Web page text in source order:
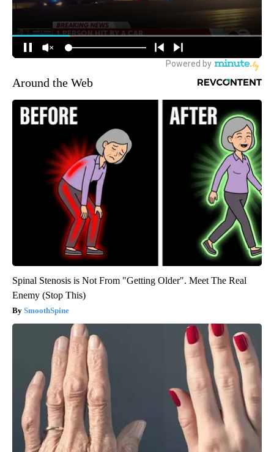
Around the Web
Spinal Stenosis is Not From "Getting Older". Meet The Real
Enemy (Stop This)
SmoothSpine